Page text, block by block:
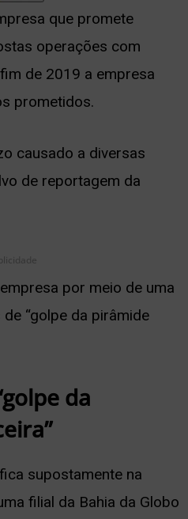
que promete
operações com
de 2019 a empresa
prometidos.
causado a diversas
de reportagem da
por meio de uma
“golpe da pirâmide
da
supostamente na
filial da Bahia da Globo